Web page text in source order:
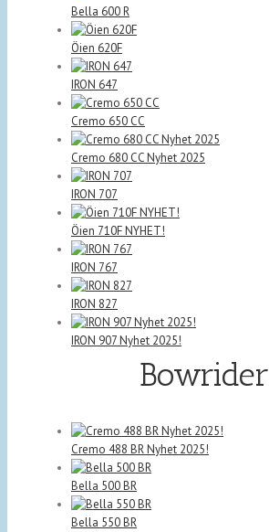
Bella 600 R
Öien 620F
IRON 647
Cremo 650 CC
Cremo 680 CC Nyhet 2025
IRON 707
Öien 710F NYHET!
IRON 767
IRON 827
IRON 907 Nyhet 2025!
Bowrider
Cremo 488 BR Nyhet 2025!
Bella 500 BR
Bella 550 BR